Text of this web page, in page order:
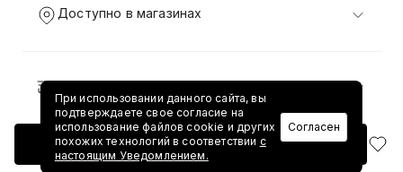
Добавить в корзину
Доступно в магазинах
Доставка и возврат
При использовании данного сайта, вы
подтверждаете свое согласие на
использование файлов cookie и других
похожих технологий в соответствии с
настоящим Уведомлением.
Согласен